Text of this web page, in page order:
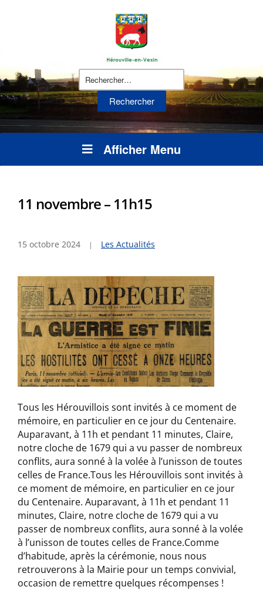
Rechercher :
Afficher Menu
11 novembre – 11h15
15 octobre 2024 Les Actualités
Tous les Hérouvillois sont invités à ce moment de
mémoire, en particulier en ce jour du Centenaire.
Auparavant, à 11h et pendant 11 minutes, Claire,
notre cloche de 1679 qui a vu passer de nombreux
conflits, aura sonné à la volée à l’unisson de toutes
celles de France.Tous les Hérouvillois sont invités à
ce moment de mémoire, en particulier en ce jour
du Centenaire. Auparavant, à 11h et pendant 11
minutes, Claire, notre cloche de 1679 qui a vu
passer de nombreux conflits, aura sonné à la volée
à l’unisson de toutes celles de France.Comme
d’habitude, après la cérémonie, nous nous
retrouverons à la Mairie pour un temps convivial,
occasion de remettre quelques récompenses !